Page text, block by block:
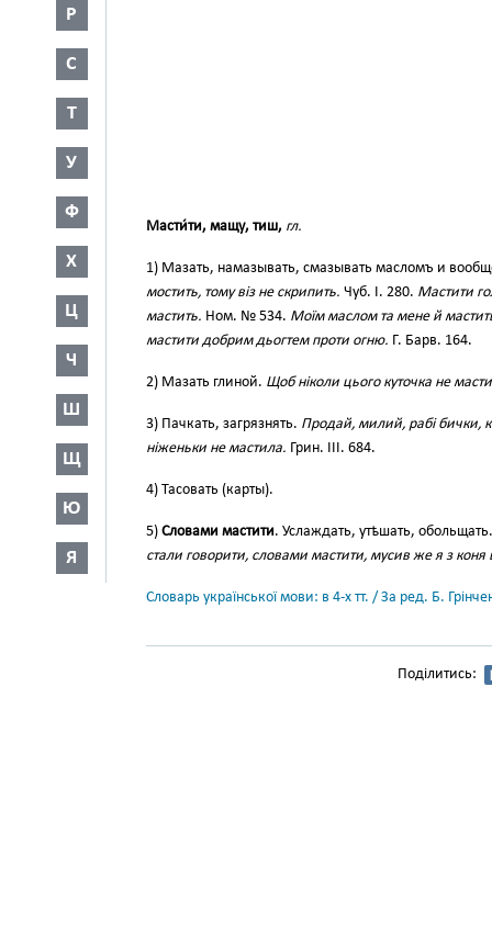
Р
С
Т
У
Ф
Х
Ц
Ч
Ш
Щ
Ю
Я
Масти́ти, мащу, тиш, гл.
1) Мазать, намазывать, смазывать масломъ и
мостить, тому віз не скрипить. Чуб. І. 280. Мастити
мастить. Ном. № 534. Моїм маслом та мене й
мастити добрим дьогтем проти огню. Г. Барв. 164.
2) Мазать глиной. Щоб ніколи цього куточка не
3) Пачкать, загрязнять. Продай, милий, рабі бички,
ніженьки не мастила. Грин. III. 684.
4) Тасовать (карты).
5) Словами мастити. Услаждать, утѣшать,
стали говорити, словами мастити, мусив же я з коня
Словарь української мови: в 4-х тт. / За ред. Б.
Поділитись: